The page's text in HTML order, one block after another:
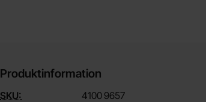
Produktinformation
SKU: 4100 9657